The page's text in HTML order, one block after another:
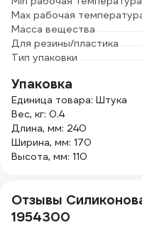
Max рабочая
Масса вещества
Для резины/пластика
Тип упаковки
Упаковка
Единица товара: Штука
Вес, кг: 0.4
Длина, мм: 240
Ширина, мм: 170
Высота, мм: 110
Отзывы
1954300